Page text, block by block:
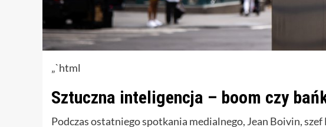
„`html
Sztuczna inteligencja – boom czy
Podczas ostatniego spotkania medialnego, Jean Boivin,